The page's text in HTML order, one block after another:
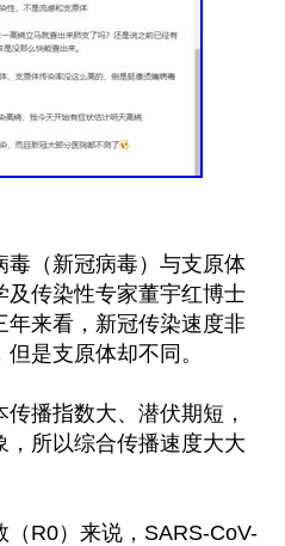
毒（新冠病毒）与支原体
及传染性专家董宇红博士
年来看，新冠传染速度非
是支原体却不同。
播指数大、潜伏期短，
所以综合传播速度大大
R0）来说，SARS-CoV-